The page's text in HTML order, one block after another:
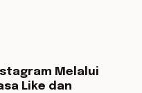
Melalui
Like dan